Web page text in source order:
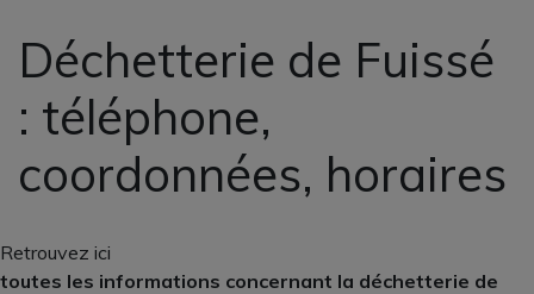
Déchetterie de Fuissé
: téléphone,
coordonnées, horaires
Retrouvez ici
toutes les informations concernant la déchetterie de